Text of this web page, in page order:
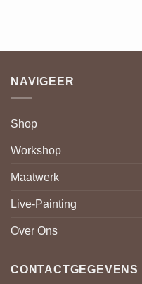
NAVIGEER
Shop
Workshop
Maatwerk
Live-Painting
Over Ons
CONTACTGEGEVENS